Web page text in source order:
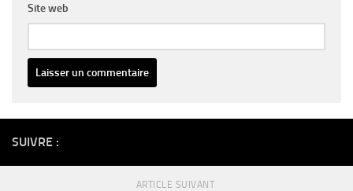
Site web
SUIVRE :
ARTICLE SUIVANT